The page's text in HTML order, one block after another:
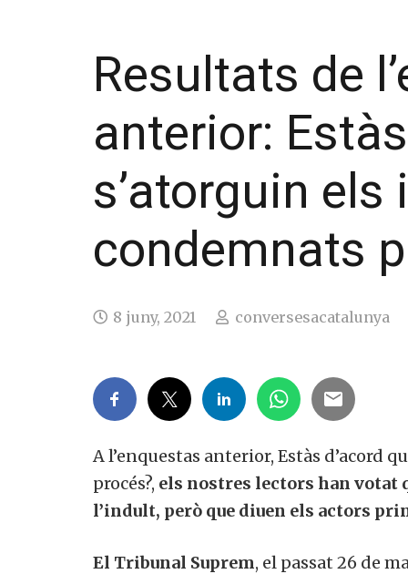
Resultats de
anterior:
s’atorguin
condemnats
8 juny, 2021 conversesacatalunya
A l’enquestas anterior, Estàs d’acord
procés?, els nostres lectors han votat
l’indult, però que diuen els actors
El Tribunal Suprem, el passat 26 de